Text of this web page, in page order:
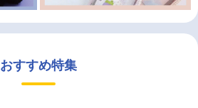
おすすめ特集